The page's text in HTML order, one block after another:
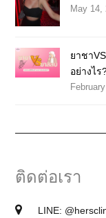
May 14,
ยาชา
อย่างไร
ติดต่อเรา
LINE: